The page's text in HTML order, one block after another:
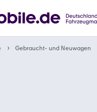
Gebraucht- und Neuwagen